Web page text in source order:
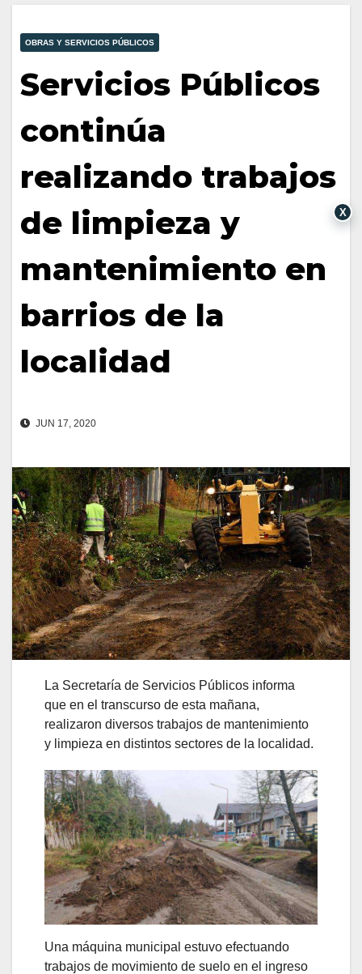
OBRAS Y SERVICIOS PÚBLICOS
Servicios Públicos
continúa
realizando trabajos
de limpieza y
mantenimiento en
barrios de la
localidad
JUN 17, 2020
La Secretaría de Servicios Públicos informa
que en el transcurso de esta mañana,
realizaron diversos trabajos de mantenimiento
y limpieza en distintos sectores de la localidad.
Una máquina municipal estuvo efectuando
trabajos de movimiento de suelo en el ingreso
X